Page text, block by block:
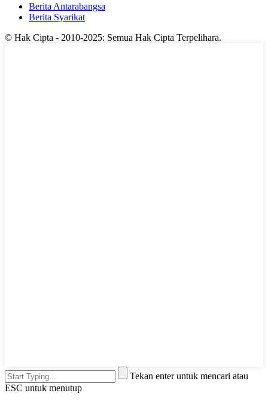
Berita Antarabangsa
Berita Syarikat
© Hak Cipta - 2010-2025: Semua Hak Cipta Terpelihara.
Tekan enter untuk mencari atau
ESC untuk menutup